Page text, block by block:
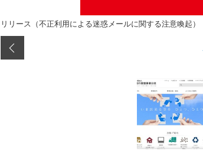
リリース（不正利用による迷惑メールに関する注意喚起）